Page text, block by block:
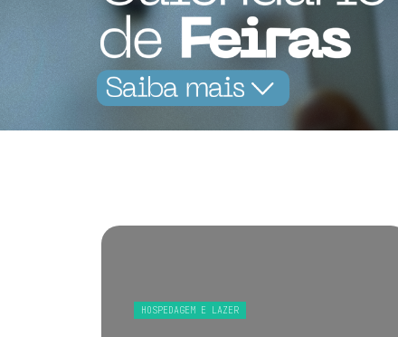
HOSPEDAGEM E LAZER